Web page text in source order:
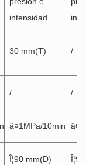
intensidad
30 mm(T) /
/ /
â¤1MPa/10min
Î¦90 mm(D)